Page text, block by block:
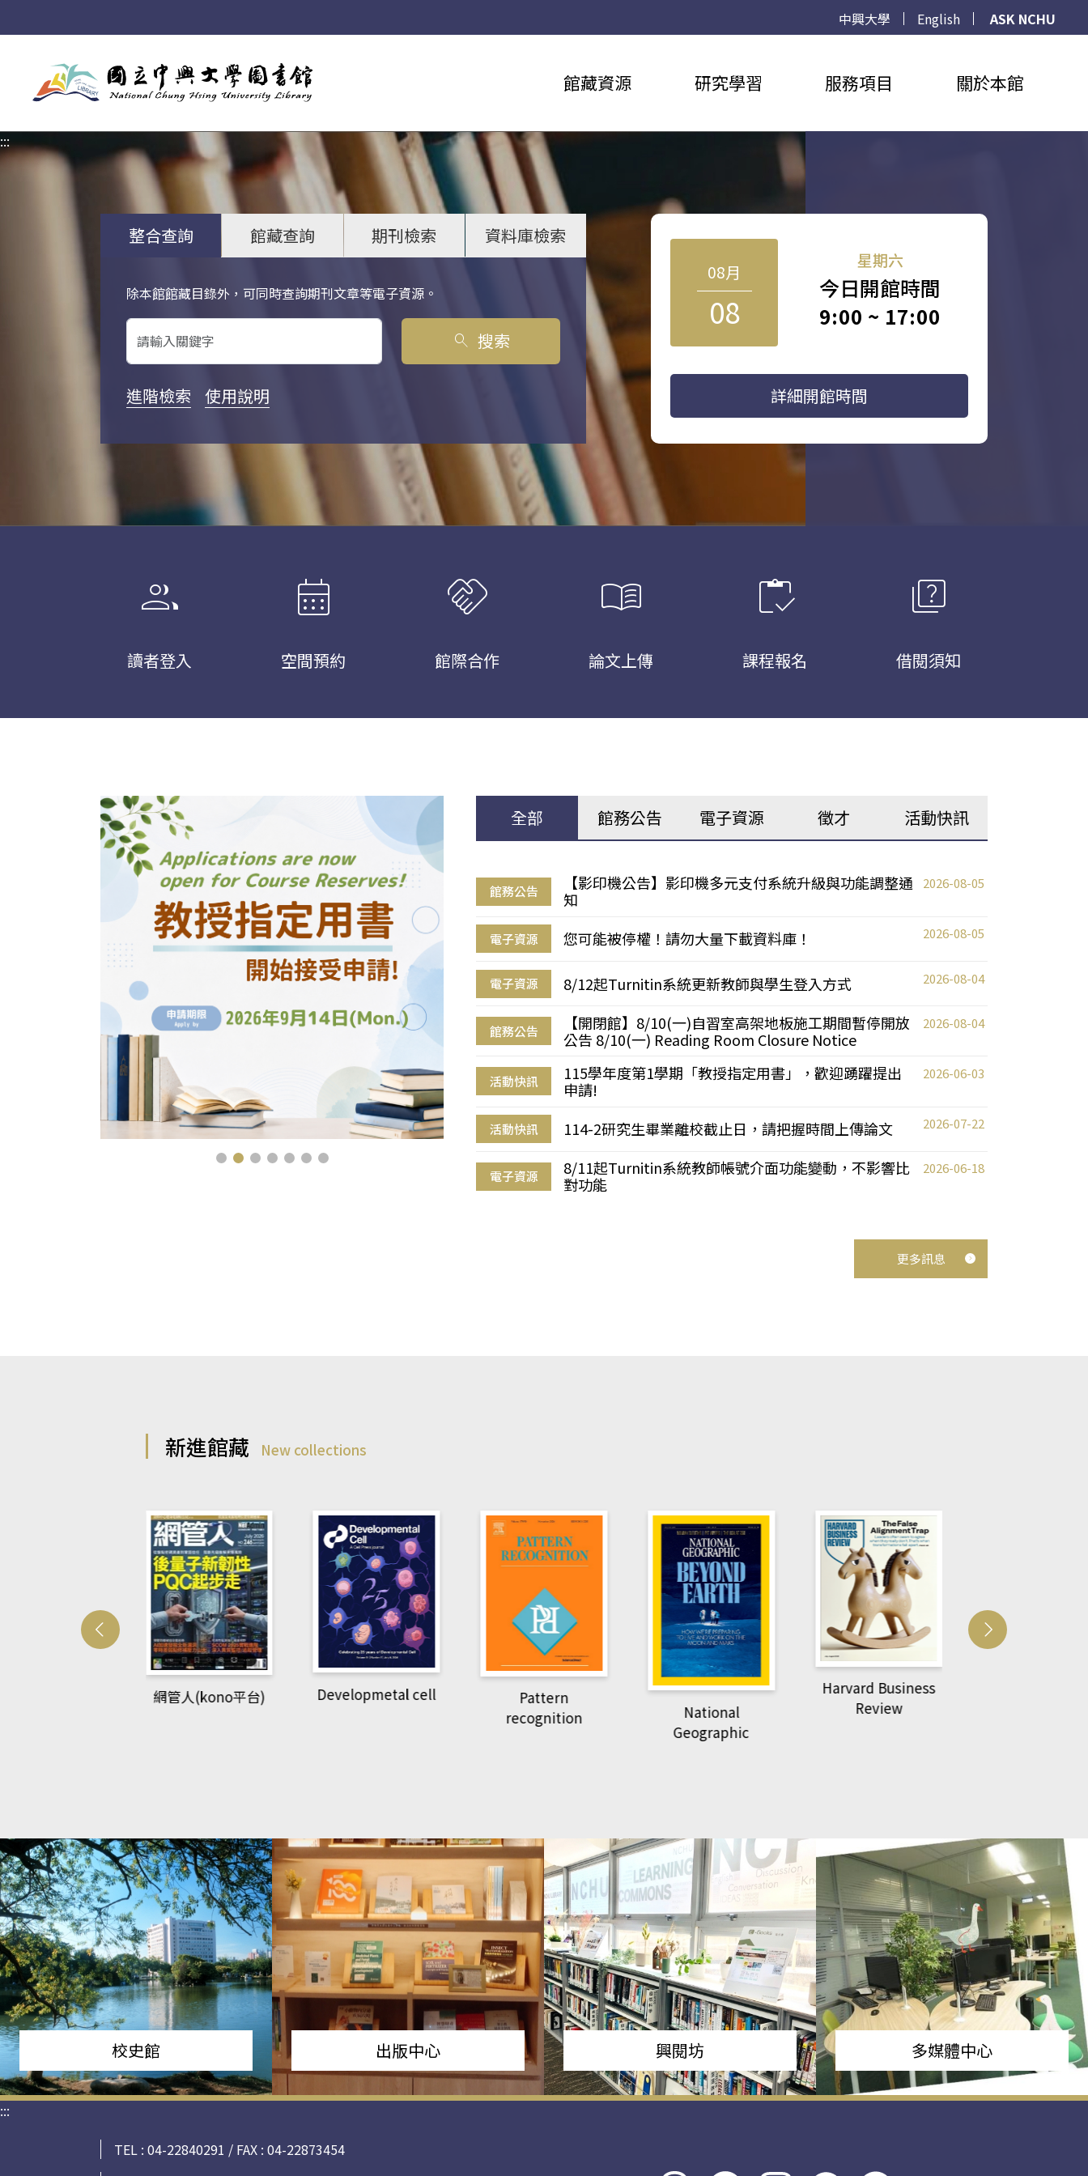
中興大學 English
ASK NCHU
館藏資源 研究學習 服務項目 關於本館
:::
整合查詢 館藏查詢 期刊檢索 資料庫檢索
除本館館藏目錄外，可同時查詢期刊文章等電子資源。
關鍵字搜尋
search 搜索
進階檢索 使用說明
08月
08
星期六
今日開館時間
9:00 ~ 17:00
詳細開館時間
group
讀者登入
calendar_month
空間預約
handshake
館際合作
menu_book
論文上傳
inventory
課程報名
quiz
借閱須知
全部 館務公告 電子資源 徵才 活動快訊
館務公告
【影印機公告】影印機多元支付系統升級與功能調整通
知
2026-08-05
電子資源 您可能被停權！請勿大量下載資料庫！ 2026-08-05
電子資源 8/12起Turnitin系統更新教師與學生登入方式 2026-08-04
館務公告
【開閉館】8/10(一)自習室高架地板施工期間暫停開放
公告 8/10(一) Reading Room Closure Notice
2026-08-04
活動快訊
115學年度第1學期「教授指定用書」，歡迎踴躍提出
申請!
2026-06-03
活動快訊 114-2研究生畢業離校截止日，請把握時間上傳論文 2026-07-22
電子資源
8/11起Turnitin系統教師帳號介面功能變動，不影響比
對功能
2026-06-18
更多訊息
新進館藏 New collections
網管人(kono平台) Developmetal cell
Pattern
recognition
National
Geographic
Harvard Business
Review
校史館 出版中心 興閱坊 多媒體中心
:::
TEL : 04-22840291 / FAX : 04-22873454